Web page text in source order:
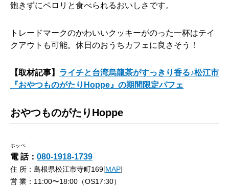
飽きずにペロリと食べられるおいしさです。
トレードマークのかわいいクッキーがのった一杯はテイ
クアウトも可能。休日のおうちカフェに良さそう！
【取材記事】 ライチと台湾烏龍茶がすっきり香る♪松江市
『おやつものがたりHoppe』の期間限定パフェ
おやつものがたりHoppe
ホッペ
電 話： 080-1918-1739
住 所：島根県松江市寺町169[MAP]
営 業：11:00〜18:00（OS17:30）